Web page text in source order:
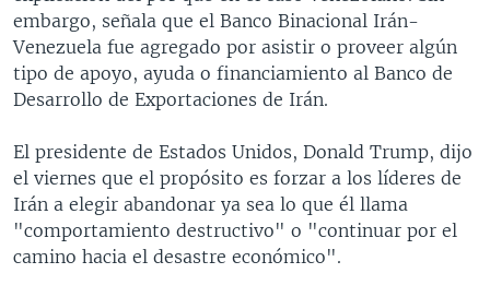
embargo, señala que el Banco Binacional Irán-
Venezuela fue agregado por asistir o proveer algún
tipo de apoyo, ayuda o financiamiento al Banco de
Desarrollo de Exportaciones de Irán.
El presidente de Estados Unidos, Donald Trump, dijo
el viernes que el propósito es forzar a los líderes de
Irán a elegir abandonar ya sea lo que él llama
"comportamiento destructivo" o "continuar por el
camino hacia el desastre económico".